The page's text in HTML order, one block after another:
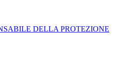
DELLA PROTEZIONE